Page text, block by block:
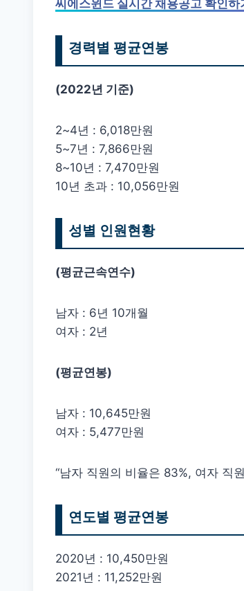
씨에스윈드 실시간 채용공고 확인하
경력별 평균연봉
(2022년 기준)
2~4년 : 6,018만원
5~7년 : 7,866만원
8~10년 : 7,470만원
10년 초과 : 10,056만원
성별 인원현황
(평균근속연수)
남자 : 6년 10개월
여자 : 2년
(평균연봉)
남자 : 10,645만원
여자 : 5,477만원
“남자 직원의 비율은 83%, 여자 직
연도별 평균연봉
2020년 : 10,450만원
2021년 : 11,252만원